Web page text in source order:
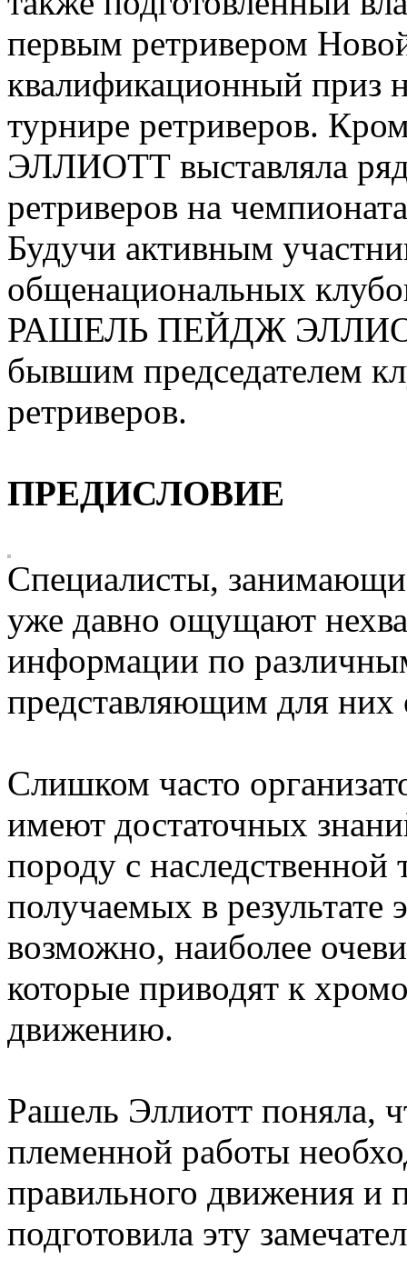
первым ретривером
квалификационный приз
турнире ретриверов.
ЭЛЛИОТТ выставляла
ретриверов на
Будучи активным
общенациональных
РАШЕЛЬ ПЕЙДЖ
бывшим председателем
ретриверов.
ПРЕДИСЛОВИЕ
Специалисты,
уже давно ощущают
информации по
представляющим для них
Слишком часто
имеют достаточных
породу с наследственной
получаемых в результате
возможно, наиболее
которые приводят к
движению.
Рашель Эллиотт поняла,
племенной работы
правильного движения и
подготовила эту